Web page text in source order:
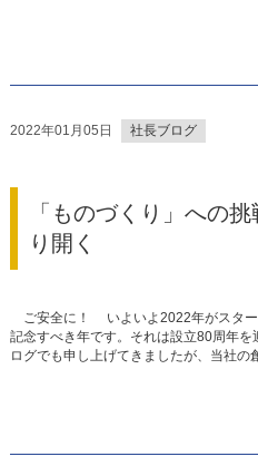
2022年01月05日 社長ブログ
「ものづくり」への
り開く
ご安全に！ いよいよ2022年がスター
記念すべき年です。それは設立80周年
ログでも申し上げてきましたが、当社の